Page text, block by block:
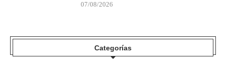
07/08/2026
Categorías